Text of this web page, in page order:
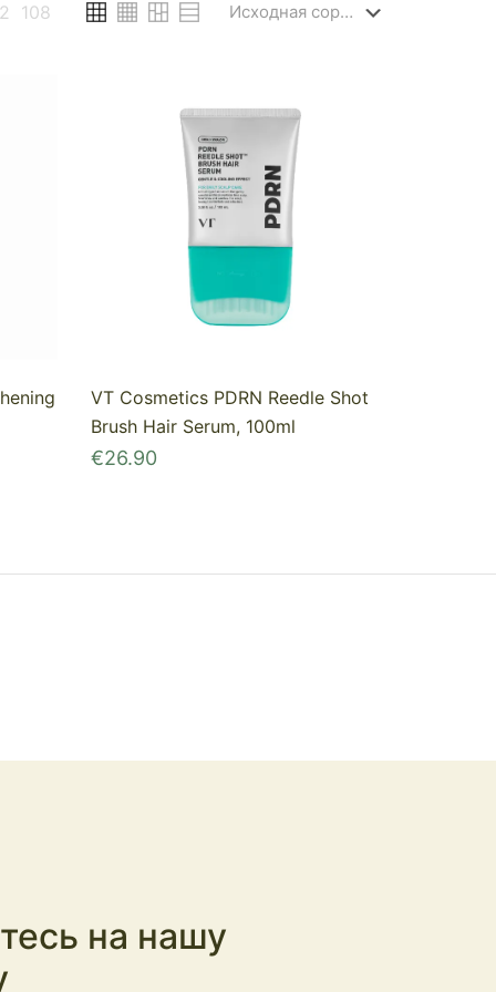
108
VT Cosmetics PDRN Reedle Shot
Brush Hair Serum, 100ml
€26.90
на нашу